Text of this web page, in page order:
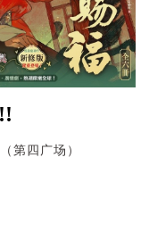
第四广场）